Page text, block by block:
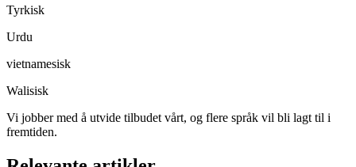
Tyrkisk
Urdu
vietnamesisk
Walisisk
Vi jobber med å utvide tilbudet vårt, og flere språk vil bli lagt til i
fremtiden.